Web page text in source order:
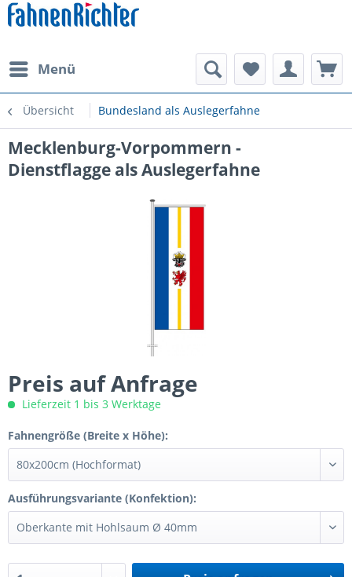
Menü
Übersicht Bundesland als Auslegerfahne
Mecklenburg-Vorpommern -
Dienstflagge als Auslegerfahne
Preis auf Anfrage
Lieferzeit 1 bis 3 Werktage
Fahnengröße (Breite x Höhe):
Ausführungsvariante (Konfektion):